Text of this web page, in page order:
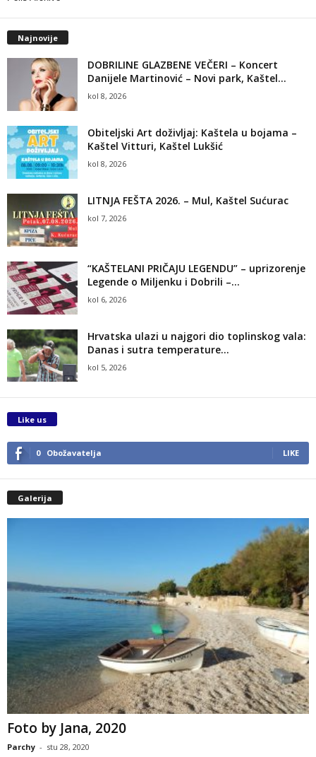
Najnovije
DOBRILINE GLAZBENE VEČERI – Koncert
Danijele Martinović – Novi park, Kaštel...
kol 8, 2026
Obiteljski Art doživljaj: Kaštela u bojama –
Kaštel Vitturi, Kaštel Lukšić
kol 8, 2026
LITNJA FEŠTA 2026. – Mul, Kaštel Sućurac
kol 7, 2026
“KAŠTELANI PRIČAJU LEGENDU” – uprizorenje
Legende o Miljenku i Dobrili –...
kol 6, 2026
Hrvatska ulazi u najgori dio toplinskog vala:
Danas i sutra temperature...
kol 5, 2026
Like us
0 Obožavatelja LIKE
Galerija
Foto by Jana, 2020
Parchy - stu 28, 2020